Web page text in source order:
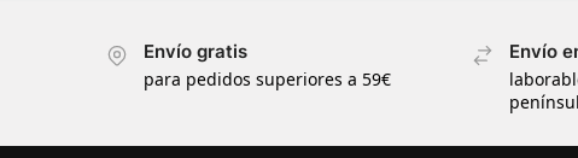
Envío gratis
para pedidos superiores a 59€
Envío